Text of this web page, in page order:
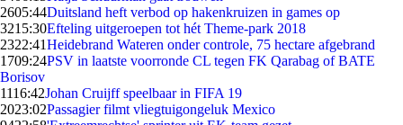
2605:44Duitsland heft verbod op hakenkruizen in games op
3215:30Efteling uitgeroepen tot hét Theme-park 2018
2322:41Heidebrand Wateren onder controle, 75 hectare afgebrand
1709:24PSV in laatste voorronde CL tegen FK Qarabag of BATE
Borisov
1116:42Johan Cruijff speelbaar in FIFA 19
2023:02Passagier filmt vliegtuigongeluk Mexico